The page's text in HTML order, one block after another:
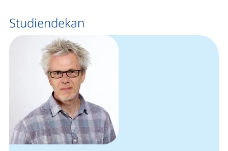
Ansprechpersonen (Kopie 1)
Studiendekan